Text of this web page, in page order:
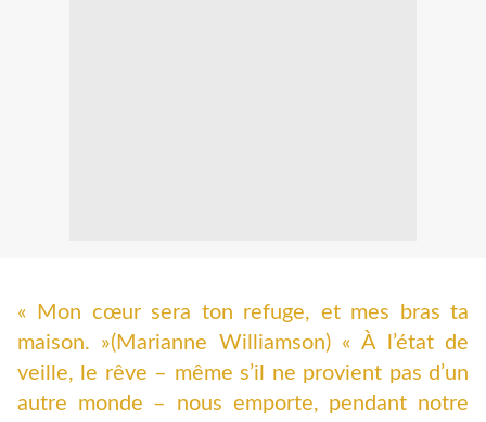
« Mon cœur sera ton refuge, et mes bras ta
maison. »(Marianne Williamson) « À l’état de
veille, le rêve – même s’il ne provient pas d’un
autre monde – nous emporte, pendant notre